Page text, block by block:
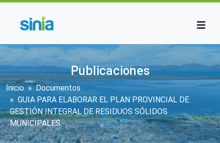
Publicaciones
Sobrescribir enlaces de ayuda a la
Inicio
Documentos
GUIA PARA ELABORAR EL PLAN PROVINCIAL DE
GESTIÓN INTEGRAL DE RESIDUOS SÓLIDOS
MUNICIPALES